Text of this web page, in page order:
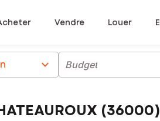
Vendre Louer
chevron_right Budget
(36000)